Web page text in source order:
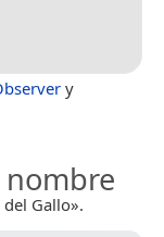
y
nombre
Gallo».